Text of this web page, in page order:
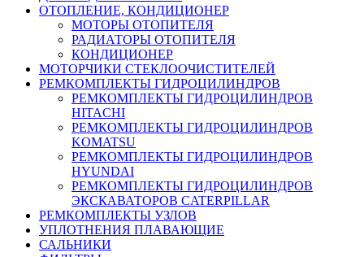
ОТОПЛЕНИЕ, КОНДИЦИОНЕР
МОТОРЫ ОТОПИТЕЛЯ
РАДИАТОРЫ ОТОПИТЕЛЯ
КОНДИЦИОНЕР
МОТОРЧИКИ СТЕКЛООЧИСТИТЕЛЕЙ
РЕМКОМПЛЕКТЫ ГИДРОЦИЛИНДРОВ
РЕМКОМПЛЕКТЫ ГИДРОЦИЛИНДРОВ
HITACHI
РЕМКОМПЛЕКТЫ ГИДРОЦИЛИНДРОВ
KOMATSU
РЕМКОМПЛЕКТЫ ГИДРОЦИЛИНДРОВ
HYUNDAI
РЕМКОМПЛЕКТЫ ГИДРОЦИЛИНДРОВ
ЭКСКАВАТОРОВ CATERPILLAR
РЕМКОМПЛЕКТЫ УЗЛОВ
УПЛОТНЕНИЯ ПЛАВАЮЩИЕ
САЛЬНИКИ